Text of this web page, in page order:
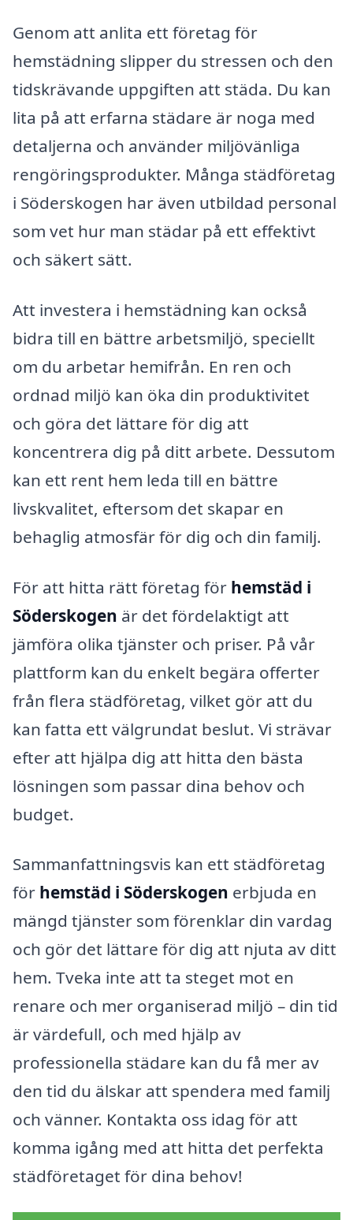
Genom att anlita ett företag för
hemstädning slipper du stressen och den
tidskrävande uppgiften att städa. Du kan
lita på att erfarna städare är noga med
detaljerna och använder miljövänliga
rengöringsprodukter. Många städföretag
i Söderskogen har även utbildad personal
som vet hur man städar på ett effektivt
och säkert sätt.
Att investera i hemstädning kan också
bidra till en bättre arbetsmiljö, speciellt
om du arbetar hemifrån. En ren och
ordnad miljö kan öka din produktivitet
och göra det lättare för dig att
koncentrera dig på ditt arbete. Dessutom
kan ett rent hem leda till en bättre
livskvalitet, eftersom det skapar en
behaglig atmosfär för dig och din familj.
För att hitta rätt företag för hemstäd i
Söderskogen är det fördelaktigt att
jämföra olika tjänster och priser. På vår
plattform kan du enkelt begära offerter
från flera städföretag, vilket gör att du
kan fatta ett välgrundat beslut. Vi strävar
efter att hjälpa dig att hitta den bästa
lösningen som passar dina behov och
budget.
Sammanfattningsvis kan ett städföretag
för hemstäd i Söderskogen erbjuda en
mängd tjänster som förenklar din vardag
och gör det lättare för dig att njuta av ditt
hem. Tveka inte att ta steget mot en
renare och mer organiserad miljö – din tid
är värdefull, och med hjälp av
professionella städare kan du få mer av
den tid du älskar att spendera med familj
och vänner. Kontakta oss idag för att
komma igång med att hitta det perfekta
städföretaget för dina behov!